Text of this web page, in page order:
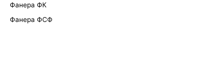
Фанера ФК
Фанера ФСФ